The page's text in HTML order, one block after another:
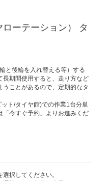
ーテーション） タ
と後輪を入れ替える等）する
長期間使用すると、走り方など
ことがあるので、定期的なタ
ト/タイヤ館)での作業1台分単
「今すぐ予約」よりお進みくだ
択してください。